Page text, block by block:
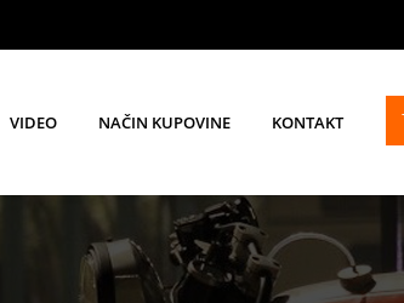
VIDEO NAČIN KUPOVINE KONTAKT